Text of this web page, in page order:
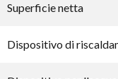
Superficie netta
Dispositivo di